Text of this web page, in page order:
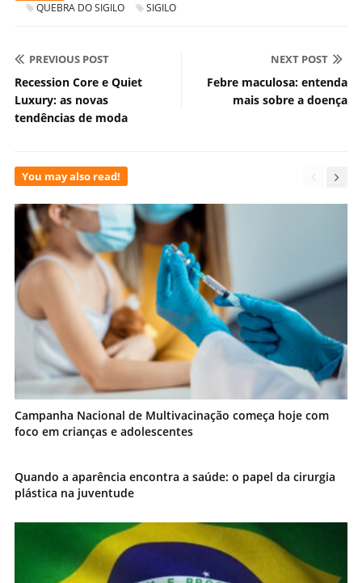
QUEBRA DO SIGILO
SIGILO
PREVIOUS POST
Recession Core e Quiet
Luxury: as novas
tendências de moda
NEXT POST
Febre maculosa: entenda
mais sobre a doença
You may also read!
Campanha Nacional de Multivacinação começa hoje com
foco em crianças e adolescentes
Quando a aparência encontra a saúde: o papel da cirurgia
plástica na juventude